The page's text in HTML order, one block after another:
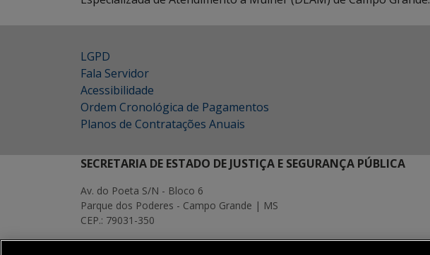
LGPD
Fala Servidor
Acessibilidade
Ordem Cronológica de Pagamentos
Planos de Contratações Anuais
SECRETARIA DE ESTADO DE JUSTIÇA E SEGURANÇA PÚBLICA
Av. do Poeta S/N - Bloco 6
Parque dos Poderes - Campo Grande | MS
CEP.: 79031-350